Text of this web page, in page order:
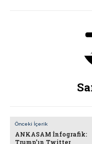
Önceki İçerik
ANKASAM İnfografik:
Trump’ın Twitter